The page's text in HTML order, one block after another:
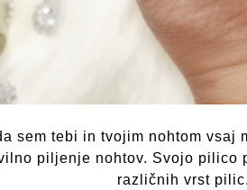
sem tebi in tvojim nohtom
piljenje nohtov. Svojo pilico
različnih vrst